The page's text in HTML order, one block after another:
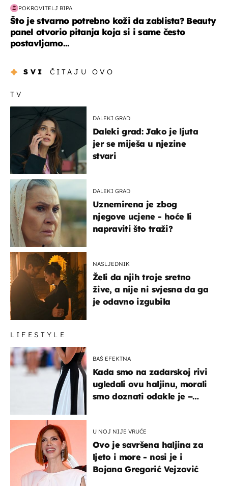
POKROVITELJ BIPA
Što je stvarno potrebno koži da zablista? Beauty
panel otvorio pitanja koja si i same često
postavljamo...
SVI ČITAJU OVO
TV
DALEKI GRAD
Daleki grad: Jako je ljuta
jer se miješa u njezine
stvari
DALEKI GRAD
Uznemirena je zbog
njegove ucjene - hoće li
napraviti što traži?
NASLJEDNIK
Želi da njih troje sretno
žive, a nije ni svjesna da ga
je odavno izgubila
LIFESTYLE
BAŠ EFEKTNA
Kada smo na zadarskoj rivi
ugledali ovu haljinu, morali
smo doznati odakle je –
U NOJ NIJE VRUĆE
Ovo je savršena haljina za
ljeto i more - nosi je i
Bojana Gregorić Vejzović